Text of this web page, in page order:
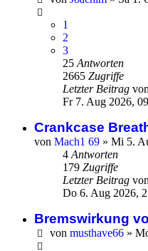
1
2
3
25 Antworten
2665 Zugriffe
Letzter Beitrag von
Fr 7. Aug 2026,
Crankcase
von Mach1 69 » Mi 5.
4 Antworten
179 Zugriffe
Letzter Beitrag von
Do 6. Aug 2026,
Bremswirkung
von musthave66 »